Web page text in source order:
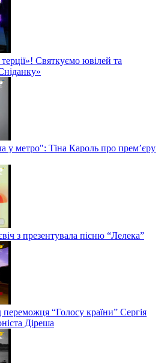
Святкуємо ювілей та
у метро": Тіна Кароль про прем’єру
з презентувала пісню “Лелека”
переможця “Голосу країни” Сергія
Діреша